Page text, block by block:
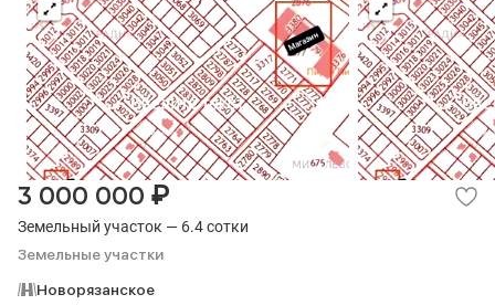
Земельный участок — 6.4 сотки
Земельные участки
3 000 000 ₽
Новорязанское